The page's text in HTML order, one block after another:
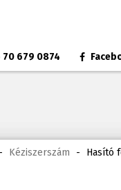
70 679 0874
- Kéziszerszám -
Hasító